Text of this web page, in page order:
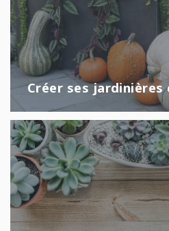
Créer ses jardinières